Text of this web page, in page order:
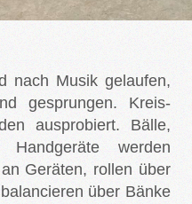
nach Musik gelaufen,
gesprungen. Kreis-
ausprobiert. Bälle,
werden
Geräten, rollen über
über Bänke